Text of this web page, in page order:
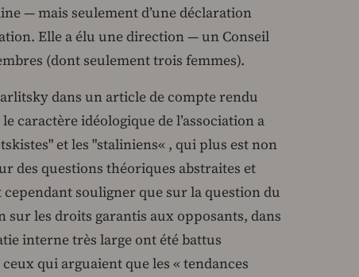
— mais seulement d’une déclaration
Elle a élu une direction — un Conseil
(dont seulement trois femmes).
dans un article de compte rendu
caractère idéologique de l’association a
et les "staliniens« , qui plus est non
des questions théoriques abstraites et
souligner que sur la question du
sur les droits garantis aux opposants, dans
interne très large ont été battus
qui arguaient que les « tendances